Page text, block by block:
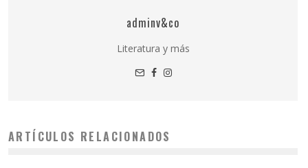
adminv&co
Literatura y más
ARTÍCULOS RELACIONADOS